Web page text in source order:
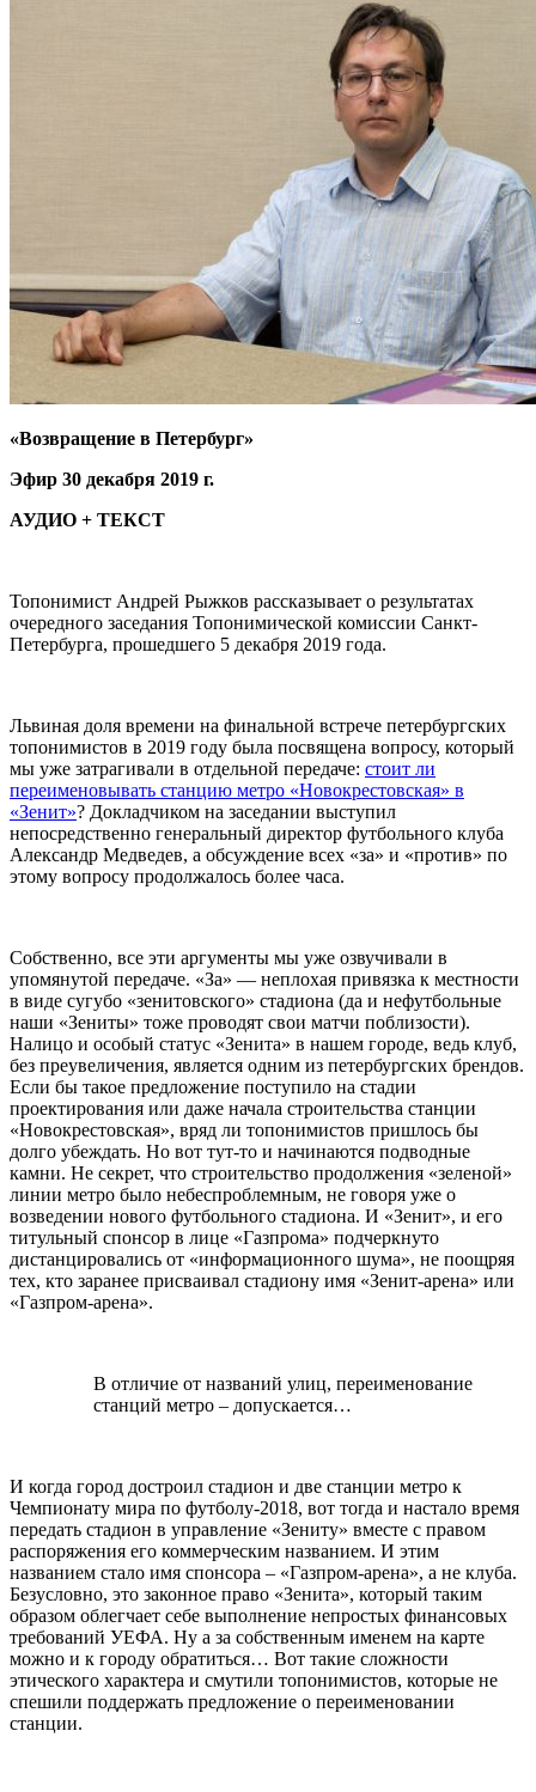
«Возвращение в Петербург»
Эфир 30 декабря 2019 г.
АУДИО + ТЕКСТ
Топонимист Андрей Рыжков рассказывает о результатах
очередного заседания Топонимической комиссии Санкт-
Петербурга, прошедшего 5 декабря 2019 года.
Львиная доля времени на финальной встрече петербургских
топонимистов в 2019 году была посвящена вопросу, который
мы уже затрагивали в отдельной передаче: стоит ли
переименовывать станцию метро «Новокрестовская» в
«Зенит»? Докладчиком на заседании выступил
непосредственно генеральный директор футбольного клуба
Александр Медведев, а обсуждение всех «за» и «против» по
этому вопросу продолжалось более часа.
Собственно, все эти аргументы мы уже озвучивали в
упомянутой передаче. «За» — неплохая привязка к местности
в виде сугубо «зенитовского» стадиона (да и нефутбольные
наши «Зениты» тоже проводят свои матчи поблизости).
Налицо и особый статус «Зенита» в нашем городе, ведь клуб,
без преувеличения, является одним из петербургских брендов.
Если бы такое предложение поступило на стадии
проектирования или даже начала строительства станции
«Новокрестовская», вряд ли топонимистов пришлось бы
долго убеждать. Но вот тут-то и начинаются подводные
камни. Не секрет, что строительство продолжения «зеленой»
линии метро было небеспроблемным, не говоря уже о
возведении нового футбольного стадиона. И «Зенит», и его
титульный спонсор в лице «Газпрома» подчеркнуто
дистанцировались от «информационного шума», не поощряя
тех, кто заранее присваивал стадиону имя «Зенит-арена» или
«Газпром-арена».
В отличие от названий улиц, переименование
станций метро – допускается…
И когда город достроил стадион и две станции метро к
Чемпионату мира по футболу-2018, вот тогда и настало время
передать стадион в управление «Зениту» вместе с правом
распоряжения его коммерческим названием. И этим
названием стало имя спонсора – «Газпром-арена», а не клуба.
Безусловно, это законное право «Зенита», который таким
образом облегчает себе выполнение непростых финансовых
требований УЕФА. Ну а за собственным именем на карте
можно и к городу обратиться… Вот такие сложности
этического характера и смутили топонимистов, которые не
спешили поддержать предложение о переименовании
станции.